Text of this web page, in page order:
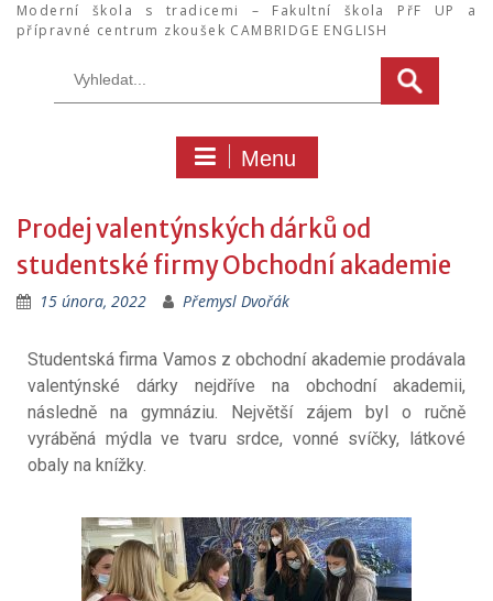
Moderní škola s tradicemi – Fakultní škola PřF UP a
přípravné centrum zkoušek CAMBRIDGE ENGLISH
Menu
Prodej valentýnských dárků od
studentské firmy Obchodní akademie
15 února, 2022 Přemysl Dvořák
Studentská firma Vamos z obchodní akademie prodávala
valentýnské dárky nejdříve na obchodní akademii,
následně na gymnáziu. Největší zájem byl o ručně
vyráběná mýdla ve tvaru srdce, vonné svíčky, látkové
obaly na knížky.